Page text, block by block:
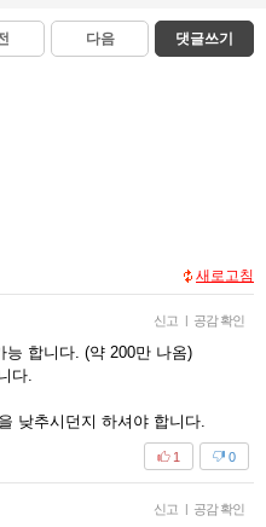
다음 댓글쓰기
새로고침
신고 | 공감 확인
능 합니다. (약 200만 나옴)
다.
낮추시던지 하셔야 합니다.
0
1
신고 | 공감 확인